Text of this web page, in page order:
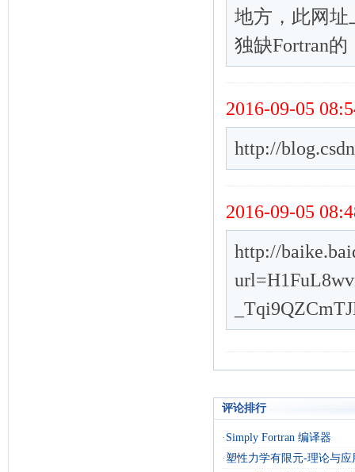
评论排行
· Simply Fortran 编译器
· 塑性力学有限元-理论与应